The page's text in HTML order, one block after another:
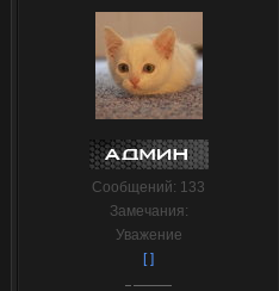
Сообщений: 133
Замечания:
Уважение
[ ]